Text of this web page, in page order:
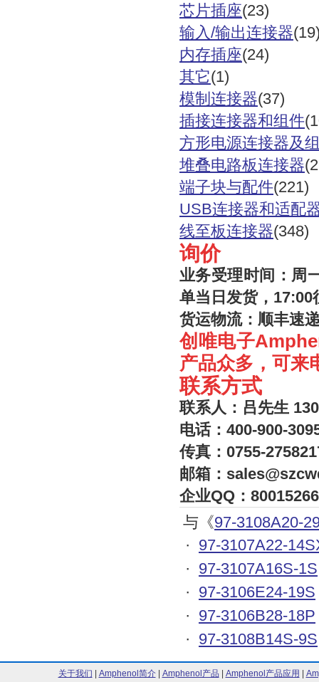
芯片插座(23)
输入/输出连接器
内存插座(24)
其它(1)
模制连接器(37)
插接连接器和组件
方形电源连接器及
堆叠电路板连接器
端子块与配件(221)
USB连接器和适配
线至板连接器(348)
询价
业务受理时间：周
单当日发货，17:00
货运物流：顺丰速
创唯电子
产品众多，可来
联系方式
联系人：吕先生
电话：400-900-
传真：0755-
邮箱：
企业QQ：
与《97-3108A20-
· 97-3107A22-
· 97-3107A16S-1S
· 97-3106E24-19S
· 97-3106B28-18P
· 97-3108B14S-9S
关于我们 | Amphenol简介| Amphenol产品 | Amphenol产品应用 |